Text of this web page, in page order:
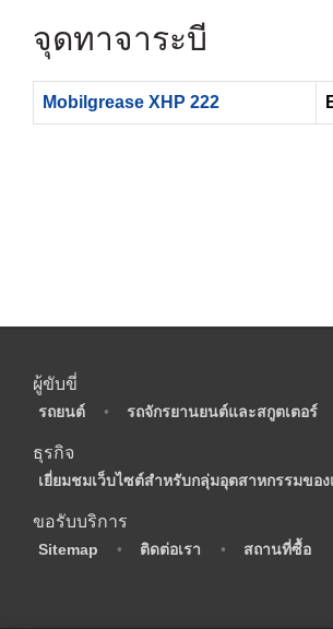
จุดทาจาระบี
Mobilgrease XHP 222
ผู้ขับขี่
รถยนต์ • รถจักรยานยนต์และสกูตเตอร์
ธุรกิจ
เยี่ยมชมเว็บไซต์สำหรับกลุ่มอุตสาหกรรมของ
ขอรับบริการ
Sitemap • ติดต่อเรา • สถานที่ซื้อ